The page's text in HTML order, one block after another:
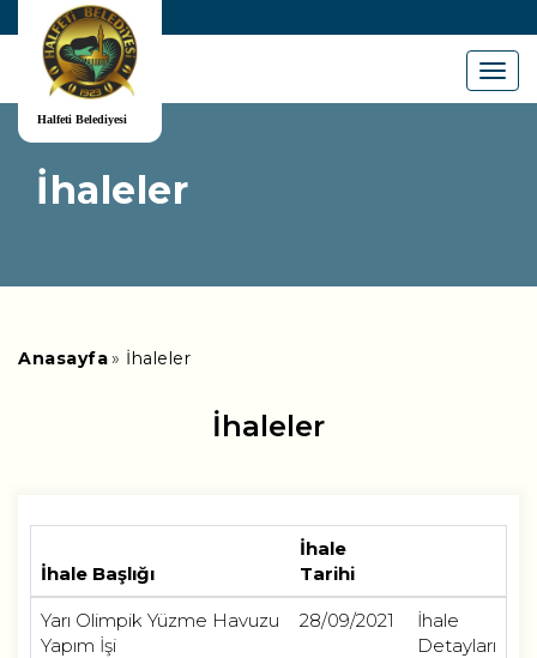
Menu
İhaleler
Anasayfa İhaleler
İhaleler
İhale Başlığı
İhale
Tarihi
Yarı Olimpik Yüzme Havuzu
Yapım İşi
28/09/2021
İhale
Detayları